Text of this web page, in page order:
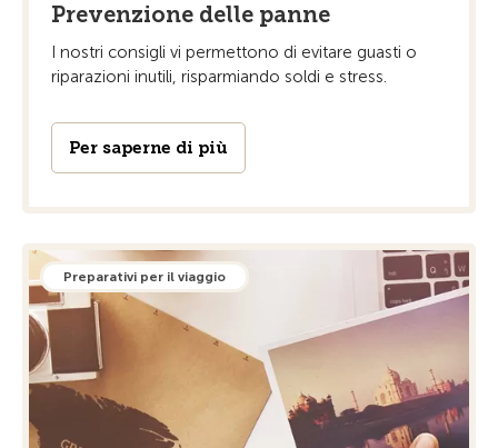
Prevenzione delle panne
I nostri consigli vi permettono di evitare guasti o
riparazioni inutili, risparmiando soldi e stress.
Per saperne di più
Preparativi per il viaggio